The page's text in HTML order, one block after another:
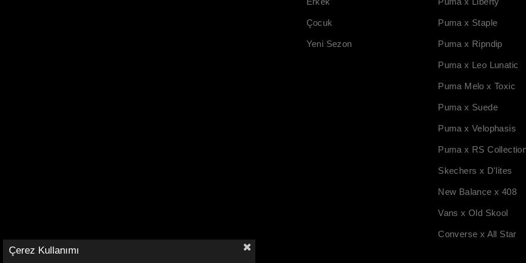
Çocuk
Yeni Sezon
Puma x Staple
Puma x Ripndip
Puma x Leo Lunatic
Puma Melo x Toxic
Puma x Suede
Puma x Velophasis
Puma x RS
Skechers x D'lites
New Balance x 408
Vans x Old Skool
Converse x All Star
Çerez Kullanımı